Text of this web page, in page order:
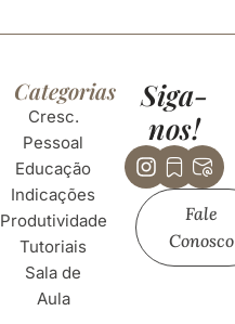
Categorias
Cresc.
Pessoal
Educação
Indicações
Produtividade
Tutoriais
Sala de
Aula
Siga-
nos!
Huge-
01at-
01
Fale
Conosco